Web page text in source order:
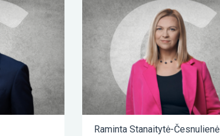
Raminta Stanaitytė-Česnulienė